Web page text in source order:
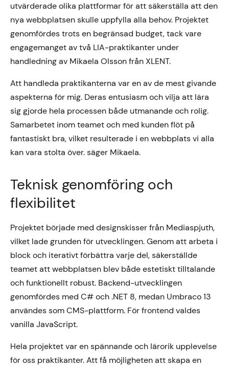
utvärderade olika plattformar för att säkerställa att den
nya webbplatsen skulle uppfylla alla behov. Projektet
genomfördes trots en begränsad budget, tack vare
engagemanget av två LIA-praktikanter under
handledning av Mikaela Olsson från XLENT.
Att handleda praktikanterna var en av de mest givande
aspekterna för mig. Deras entusiasm och vilja att lära
sig gjorde hela processen både utmanande och rolig.
Samarbetet inom teamet och med kunden flöt på
fantastiskt bra, vilket resulterade i en webbplats vi alla
kan vara stolta över. säger Mikaela.
Teknisk genomföring och
flexibilitet
Projektet började med designskisser från Mediaspjuth,
vilket lade grunden för utvecklingen. Genom att arbeta i
block och iterativt förbättra varje del, säkerställde
teamet att webbplatsen blev både estetiskt tilltalande
och funktionellt robust. Backend-utvecklingen
genomfördes med C# och .NET 8, medan Umbraco 13
användes som CMS-plattform. För frontend valdes
vanilla JavaScript.
Hela projektet var en spännande och lärorik upplevelse
för oss praktikanter. Att få möjligheten att skapa en